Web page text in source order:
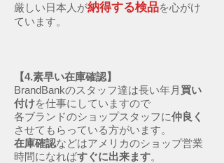
厳しい日本人が納得する検品を心がけ
ています。
【4.素早い在庫確認】
BrandBankのスタッフ達は長い年月 買い
付けを仕事にしていますので
各ブランドのショップスタッフに仲良く
させてもらっている方がいます。
在庫確認などはアメリカのショップ営業
時間になればすぐに出来ます。